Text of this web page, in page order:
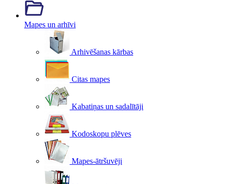
Mapes un arhīvi
Arhivēšanas kārbas
Citas mapes
Kabatiņas un sadalītāji
Kodoskopu plēves
Mapes-ātršuvēji